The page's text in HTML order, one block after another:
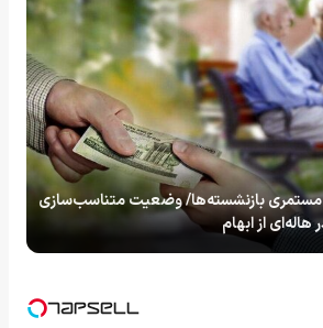
مستمری بازنشسته‌ها/ وضعیت متناسب‌سازی
از ابهام